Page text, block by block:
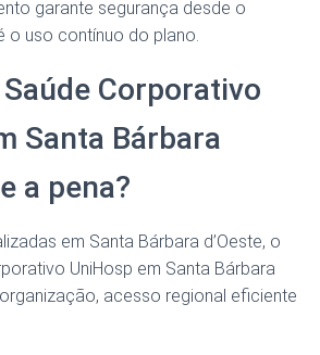
garante segurança desde o
o uso contínuo do plano.
Corporativo
Santa Bárbara
a pena?
em Santa Bárbara d’Oeste, o
UniHosp em Santa Bárbara
acesso regional eficiente